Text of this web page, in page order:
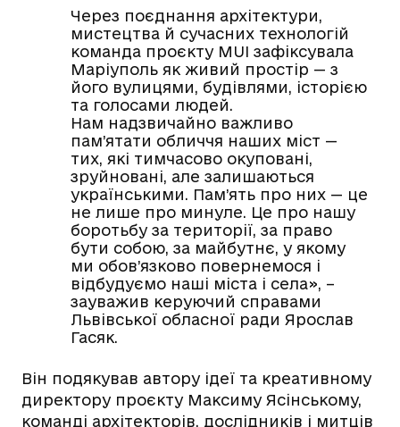
Через поєднання архітектури,
мистецтва й сучасних технологій
команда проєкту MUI зафіксувала
Маріуполь як живий простір — з
його вулицями, будівлями, історією
та голосами людей.
Нам надзвичайно важливо
пам’ятати обличчя наших міст —
тих, які тимчасово окуповані,
зруйновані, але залишаються
українськими. Пам’ять про них — це
не лише про минуле. Це про нашу
боротьбу за території, за право
бути собою, за майбутнє, у якому
ми обов’язково повернемося і
відбудуємо наші міста і села», –
зауважив керуючий справами
Львівської обласної ради Ярослав
Гасяк.
Він подякував автору ідеї та креативному
директору проєкту Максиму Ясінському,
команді архітекторів, дослідників і митців